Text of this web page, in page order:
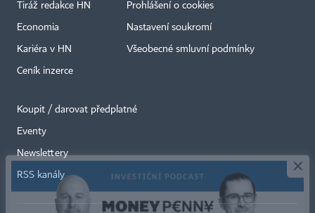
Tiráž redakce HN
Economia
Kariéra v HN
Ceník inzerce
Prohlášení o cookies
Nastavení soukromí
Všeobecné smluvní podmínky
Koupit / darovat předplatné
Eventy
Newslettery
RSS kanály